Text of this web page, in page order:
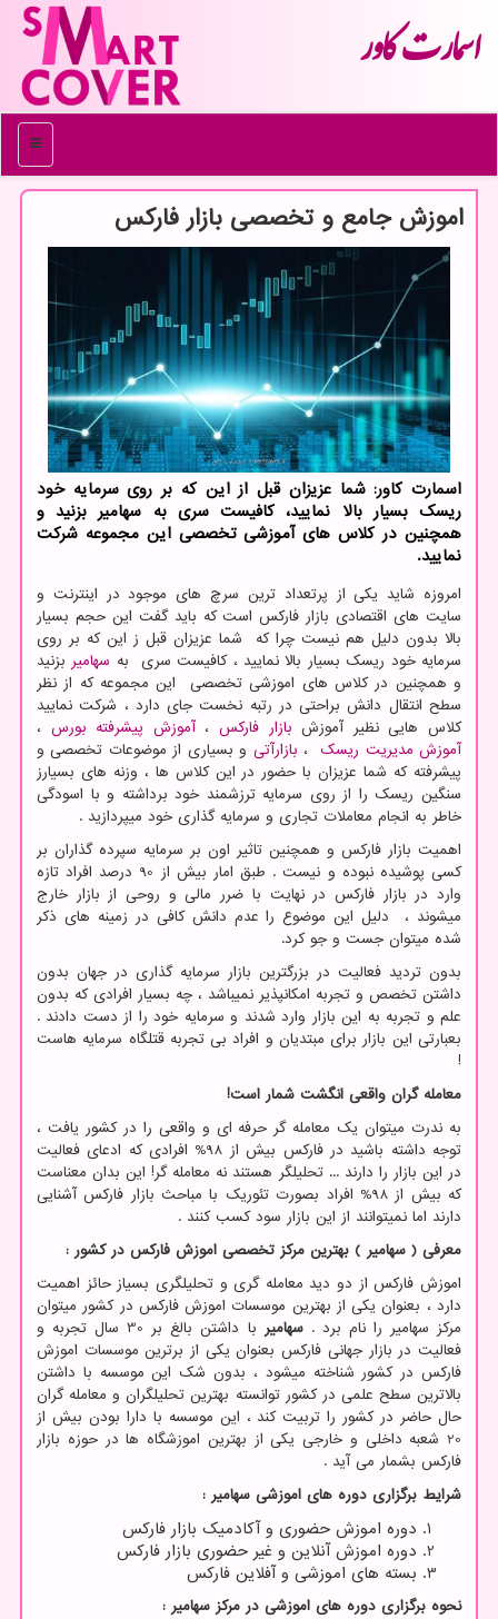
اسمارت كاور
منو
اموزش جامع و تخصصی بازار فاركس
اسمارت كاور: شما عزیزان قبل از این كه بر روی سرمایه خود
ریسك بسیار بالا نمایید، كافیست سری به سهامیر بزنید و
همچنین در كلاس های آموزشی تخصصی این مجموعه شركت
نمایید.
امروزه شاید یکی از پرتعداد ترین سرچ های موجود در اینترنت و
سایت های اقتصادی بازار فارکس است که باید گفت این حجم بسیار
بالا بدون دلیل هم نیست چرا که شما عزیزان قبل ز این که بر روی
سرمایه خود ریسک بسیار بالا نمایید ، کافیست سری به سهامیر بزنید
و همچنین در کلاس های اموزشی تخصصی این مجموعه که از نظر
سطح انتقال دانش براحتی در رتبه نخست جای دارد ، شرکت نمایید
کلاس هایی نظیر آموزش بازار فارکس،آموزش پیشرفته بورس ،
آموزش مدیریت ریسک
، بازارآتی و بسیاری از موضوعات تخصصی و
پیشرفته که شما عزیزان با حضور در این کلاس ها ، وزنه های بسیارز
سنگین ریسک را از روی سرمایه ترزشمند خود برداشته و با اسودگی
خاطر به انجام معاملات تجاری و سرمایه گذاری خود میپردازید .
اهمیت بازار فارکس و همچنین تاثیر اون بر سرمایه سپرده گذاران بر
کسی پوشیده نبوده و نیست . طبق امار بیش از 90 درصد افراد تازه
وارد در بازار فارکس در نهایت با ضرر مالی و روحی از بازار خارج
میشوند ، دلیل این موضوع را عدم دانش کافی در زمینه های ذکر
شده میتوان جست و جو کرد.
بدون تردید فعالیت در بزرگترین بازار سرمایه گذاری در جهان بدون
داشتن تخصص و تجربه امکانپذیر نمیباشد ، چه بسیار افرادی که بدون
علم و تجربه به این بازار وارد شدند و سرمایه خود را از دست دادند .
بعبارتی این بازار برای مبتدیان و افراد بی تجربه قتلگاه سرمایه هاست
!
معامله گران واقعی انگشت شمار است!
به ندرت میتوان یک معامله گر حرفه ای و واقعی را در کشور یافت ،
توجه داشته باشید در فارکس بیش از 98% افرادی که ادعای فعالیت
در این بازار را دارند ... تحلیلگر هستند نه معامله گر! این بدان معناست
که بیش از 98% افراد بصورت تئوریک با مباحث بازار فارکس آشنایی
دارند اما نمیتوانند از این بازار سود کسب کنند .
معرفی ( سهامیر ) بهترین مرکز تخصصی اموزش فارکس در کشور :
اموزش فارکس از دو دید معامله گری و تحلیلگری بسیاز حائز اهمیت
دارد ، بعنوان یکی از بهترین موسسات اموزش فارکس در کشور میتوان
مرکز سهامیر را نام برد .سهامیر
با داشتن بالغ بر 30 سال تجربه و
فعالیت در بازار جهانی فارکس بعنوان یکی از برترین موسسات اموزش
فارکس در کشور شناخته میشود ، بدون شک این موسسه با داشتن
بالاترین سطح علمی در کشور توانسته بهترین تحلیلگران و معامله گران
حال حاضر در کشور را تربیت کند ، این موسسه با دارا بودن بیش از
20 شعبه داخلی و خارجی یکی از بهترین اموزشگاه ها در حوزه بازار
فارکس بشمار می آید .
شرایط برگزاری دوره های اموزشی سهامیر :
دوره اموزش حضوری و آکادمیک بازار فارکس
دوره اموزش آنلاین و غیر حضوری بازار فارکس
بسته های اموزشی و آفلاین فارکس
نحوه برگزاری دوره های اموزشی در مرکز سهامیر :